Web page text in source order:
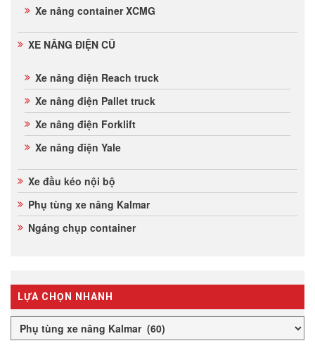
Xe nâng container XCMG
XE NÂNG ĐIỆN CŨ
Xe nâng điện Reach truck
Xe nâng điện Pallet truck
Xe nâng điện Forklift
Xe nâng điện Yale
Xe đầu kéo nội bộ
Phụ tùng xe nâng Kalmar
Ngáng chụp container
LỰA CHỌN NHANH